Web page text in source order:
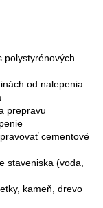
polystyrénových
od nalepenia
prepravu
cementové
staveniska (voda,
kameň, drevo